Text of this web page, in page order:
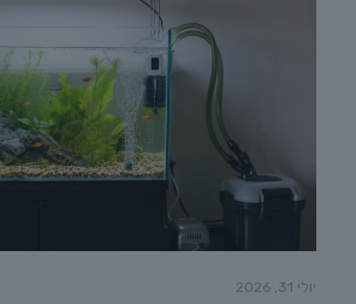
יולי 31, 2026